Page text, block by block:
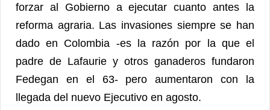
forzar al Gobierno a ejecutar cuanto antes la
reforma agraria. Las invasiones siempre se han
dado en Colombia -es la razón por la que el
padre de Lafaurie y otros ganaderos fundaron
Fedegan en el 63- pero aumentaron con la
llegada del nuevo Ejecutivo en agosto.